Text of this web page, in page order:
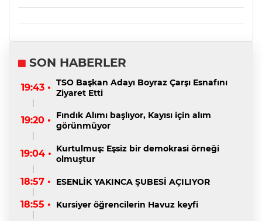
SON HABERLER
19:43 • TSO Başkan Adayı Boyraz Çarşı Esnafını
Ziyaret Etti
19:20 •
Fındık Alımı başlıyor, Kayısı için alım
görünmüyor
19:04 • Kurtulmuş: Eşsiz bir demokrasi örneği
olmuştur
18:57 • ESENLİK YAKINCA ŞUBESİ AÇILIYOR
18:55 • Kursiyer öğrencilerin Havuz keyfi